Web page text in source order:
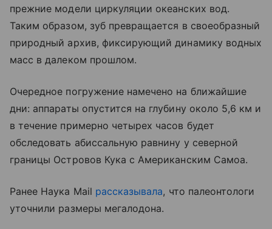
прежние модели циркуляции океанских вод.
Таким образом, зуб превращается в своеобразный
природный архив, фиксирующий динамику водных
масс в далеком прошлом.
Очередное погружение намечено на ближайшие
дни: аппараты опустится на глубину около 5,6 км и
в течение примерно четырех часов будет
обследовать абиссальную равнину у северной
границы Островов Кука с Американским Самоа.
Ранее Наука Mail рассказывала, что палеонтологи
уточнили размеры мегалодона.